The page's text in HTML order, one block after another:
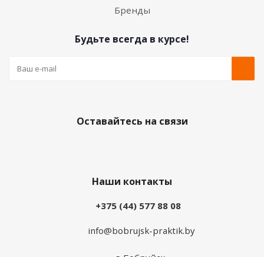
Бренды
Будьте всегда в курсе!
Оставайтесь на связи
Наши контакты
+375 (44) 577 88 08
info@bobrujsk-praktik.by